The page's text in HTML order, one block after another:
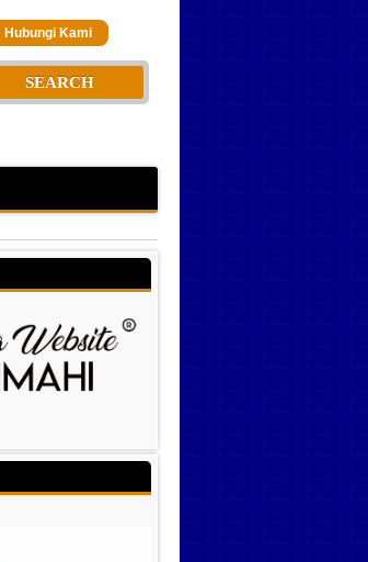
Hubungi Kami
SEARCH